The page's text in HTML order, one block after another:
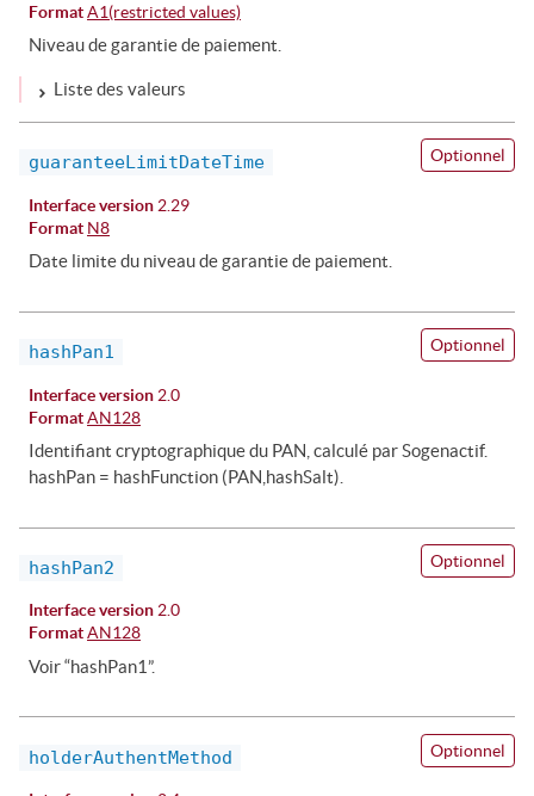
Format A1(restricted values)
Niveau de garantie de paiement.
Liste des valeurs
guaranteeLimitDateTime Optionnel
Interface version 2.29
Format N8
Date limite du niveau de garantie de paiement.
hashPan1 Optionnel
Interface version 2.0
Format AN128
Identifiant cryptographique du PAN, calculé par Sogenactif.
hashPan = hashFunction (PAN,hashSalt).
hashPan2 Optionnel
Interface version 2.0
Format AN128
Voir “hashPan1”.
holderAuthentMethod Optionnel